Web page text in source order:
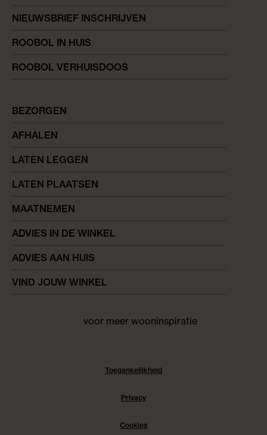
NIEUWSBRIEF INSCHRIJVEN
ROOBOL IN HUIS
ROOBOL VERHUISDOOS
BEZORGEN
AFHALEN
LATEN LEGGEN
LATEN PLAATSEN
MAATNEMEN
ADVIES IN DE WINKEL
ADVIES AAN HUIS
VIND JOUW WINKEL
voor meer wooninspiratie
Toegankelijkheid
Privacy
Cookies